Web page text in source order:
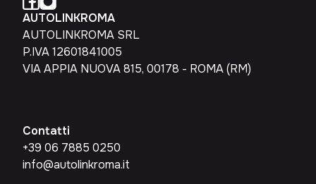
AUTOLINKROMA
AUTOLINKROMA SRL
P.IVA 12601841005
VIA APPIA NUOVA 815, 00178 - ROMA (RM)
Contatti
+39 06 7885 0250
info@autolinkroma.it